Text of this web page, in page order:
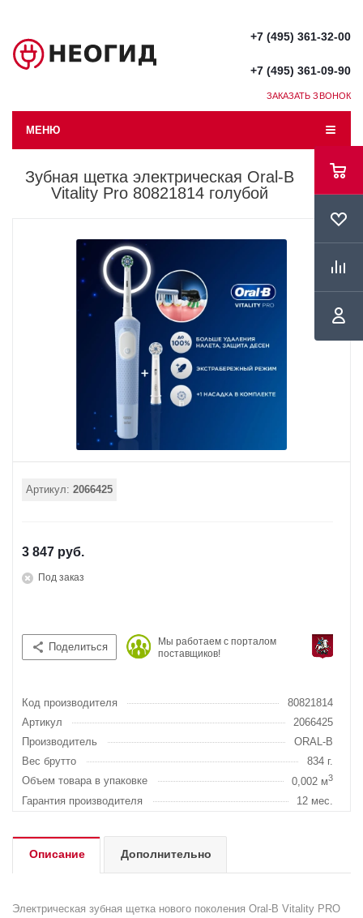
+7 (495) 361-32-00
+7 (495) 361-09-90
ЗАКАЗАТЬ ЗВОНОК
МЕНЮ
Зубная щетка электрическая Oral-B
Vitality Pro 80821814 голубой
Артикул: 2066425
3 847 руб.
Под заказ
Поделиться
Мы работаем с порталом
поставщиков!
Код производителя
80821814
Артикул
2066425
Производитель
ORAL-B
Вес брутто
834 г.
Объем товара в упаковке
0,002 м3
Гарантия производителя 12 мес.
Описание Дополнительно
Электрическая зубная щетка нового поколения Oral-B Vitality PRO